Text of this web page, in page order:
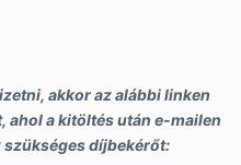
akkor az alábbi linken
ahol a kitöltés után e-mailen
díjbekérőt: